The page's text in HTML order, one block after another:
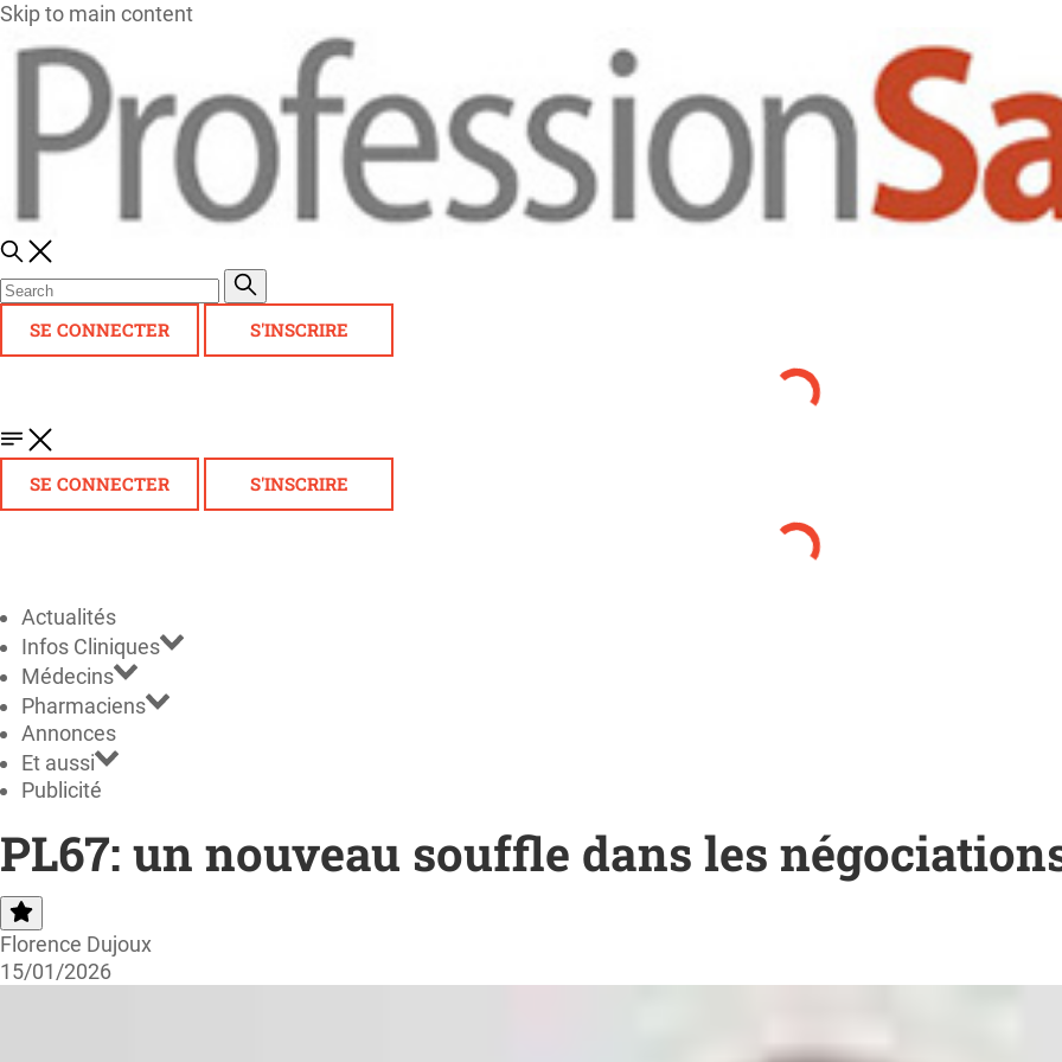
Skip to main content
SE CONNECTER S'INSCRIRE
SE CONNECTER S'INSCRIRE
Actualités
Infos Cliniques
Médecins
Pharmaciens
Annonces
Et aussi
Publicité
PL67: un nouveau souffle dans les
Florence Dujoux
15/01/2026